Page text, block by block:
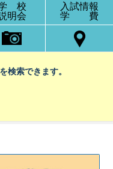
校
明会
入試情報
学 費
検索できます。